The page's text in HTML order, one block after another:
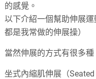
的感覺。
以下介紹一個幫助伸展
都是我常做的伸展操）
當然伸展的方式有很多種
坐式內縮肌伸展（